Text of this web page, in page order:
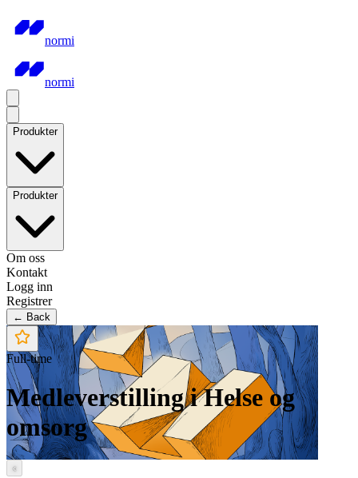
normi
normi
Produkter
Produkter
Om oss
Kontakt
Logg inn
Registrer
← Back
Full-time
Medleverstilling i Helse og
omsorg
‹